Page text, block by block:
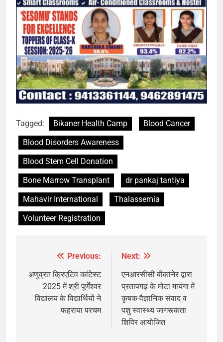
Tagged: Bikaner Health Camp
Blood Cancer
Blood Disorders Awareness
Blood Stem Cell Donation
Bone Marrow Transplant
dr pankaj tantiya
Mahavir International
Thalassemia
Volunteer Registration
navigation
Previous:
अणुव्रत क्रिएटिव कांटेस्ट
2025 में श्री पूर्णेश्वर
विद्यालय के विद्यार्थियों ने
फहराया परचम
Next:
एनआरसीसी बीकानेर द्वारा
प्रतापगढ़ के मोटा मायंगा में
कृषक-वैज्ञानिक संवाद व
पशु स्वास्थ्य जागरूकता
शिविर आयोजित